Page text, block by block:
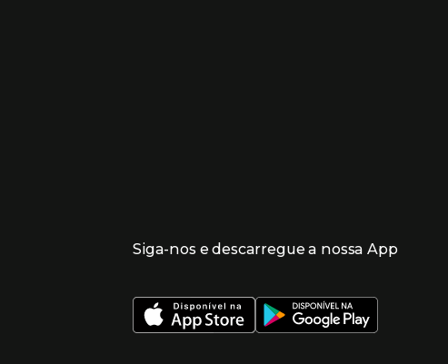
en nueva ventana)
Siga-nos e descarregue a nossa App